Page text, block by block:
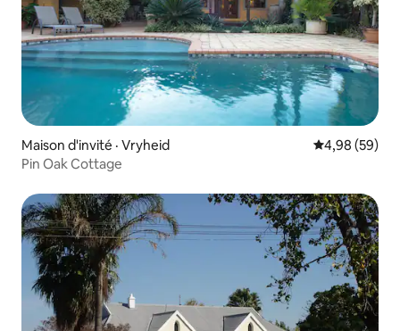
Maison d'invité · Vryheid Note
4,98 (59)
Pin Oak Cottage